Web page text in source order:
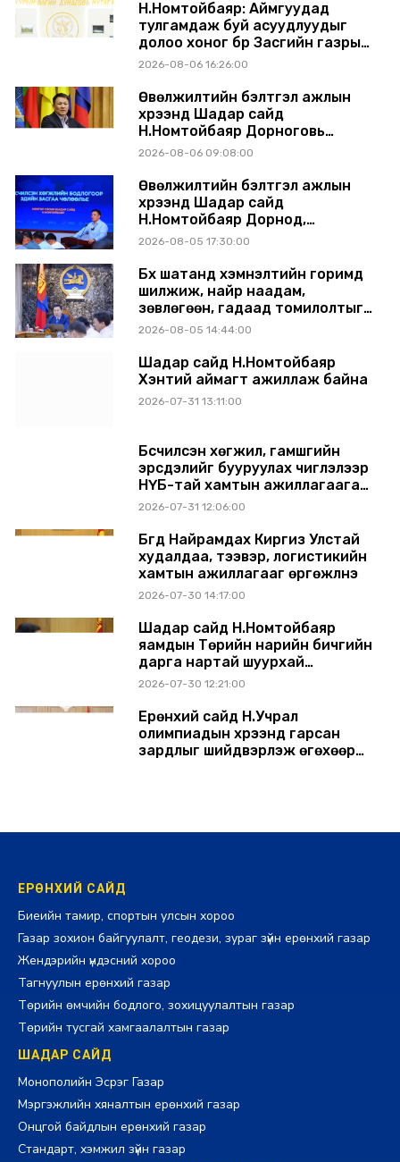
Н.Номтойбаяр: Аймгуудад
тулгамдаж буй асуудлуудыг
долоо хоног бүр Засгийн газрын
хуралдаанд танилцуулж,
2026-08-06 16:26:00
Өвөлжилтийн бэлтгэл ажлын
хүрээнд Шадар сайд
Н.Номтойбаяр Дорноговь
аймагт ажиллав
2026-08-06 09:08:00
Өвөлжилтийн бэлтгэл ажлын
хүрээнд Шадар сайд
Н.Номтойбаяр Дорнод,
Сүхбаатар аймагт ажиллав
2026-08-05 17:30:00
Бүх шатанд хэмнэлтийн горимд
шилжиж, найр наадам,
зөвлөгөөн, гадаад томилолтыг
хориглолоо
2026-08-05 14:44:00
Шадар сайд Н.Номтойбаяр
Хэнтий аймагт ажиллаж байна
2026-07-31 13:11:00
Бүсчилсэн хөгжил, гамшгийн
эрсдэлийг бууруулах чиглэлээр
НҮБ-тай хамтын ажиллагаагаа
өргөжүүлэхээр санал солилцлоо
2026-07-31 12:06:00
Бүгд Найрамдах Киргиз Улстай
худалдаа, тээвэр, логистикийн
хамтын ажиллагааг өргөжүүлнэ
2026-07-30 14:17:00
Шадар сайд Н.Номтойбаяр
яамдын Төрийн нарийн бичгийн
дарга нартай шуурхай
хуралдлаа
2026-07-30 12:21:00
Ерөнхий сайд Н.Учрал
олимпиадын хүрээнд гарсан
зардлыг шийдвэрлэж өгөхөөр
ЕРӨНХИЙ САЙД
Биеийн тамир, спортын улсын хороо
Газар зохион байгуулалт, геодези, зураг зүйн ерөнхий газар
Жендэрийн үндэсний хороо
Тагнуулын ерөнхий газар
Төрийн өмчийн бодлого, зохицуулалтын газар
Төрийн тусгай хамгаалалтын газар
ШАДАР САЙД
Монополийн Эсрэг Газар
Мэргэжлийн хяналтын ерөнхий газар
Онцгой байдлын ерөнхий газар
Стандарт, хэмжил зүйн газар